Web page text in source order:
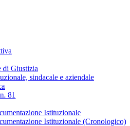
di Giustizia
sindacale e aziendale
81
Istituzionale
Istituzionale (Cronologico)